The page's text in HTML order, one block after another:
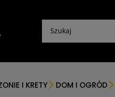
I KRETY DOM I OGRÓD